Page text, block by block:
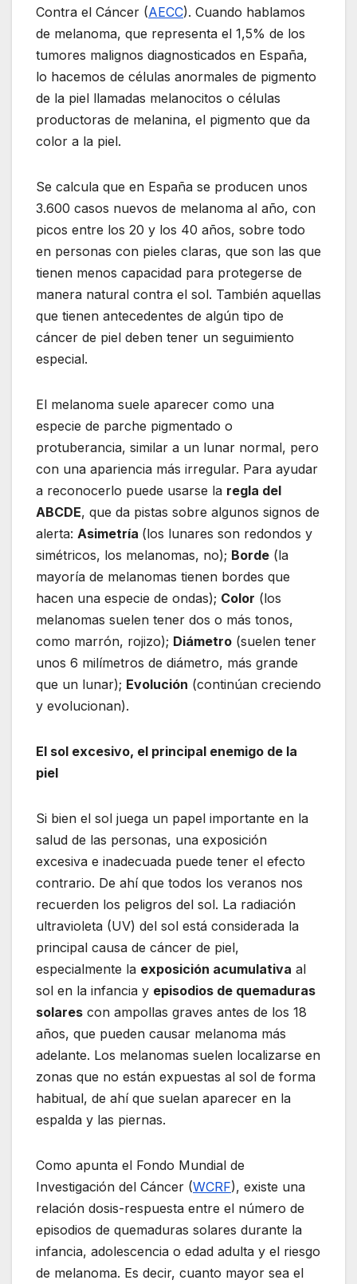
Contra el Cáncer (AECC). Cuando hablamos
de melanoma, que representa el 1,5% de los
tumores malignos diagnosticados en España,
lo hacemos de células anormales de pigmento
de la piel llamadas melanocitos o células
productoras de melanina, el pigmento que da
color a la piel.
Se calcula que en España se producen unos
3.600 casos nuevos de melanoma al año, con
picos entre los 20 y los 40 años, sobre todo
en personas con pieles claras, que son las que
tienen menos capacidad para protegerse de
manera natural contra el sol. También aquellas
que tienen antecedentes de algún tipo de
cáncer de piel deben tener un seguimiento
especial.
El melanoma suele aparecer como una
especie de parche pigmentado o
protuberancia, similar a un lunar normal, pero
con una apariencia más irregular. Para ayudar
a reconocerlo puede usarse la regla del
ABCDE, que da pistas sobre algunos signos de
alerta: Asimetría (los lunares son redondos y
simétricos, los melanomas, no); Borde (la
mayoría de melanomas tienen bordes que
hacen una especie de ondas); Color (los
melanomas suelen tener dos o más tonos,
como marrón, rojizo); Diámetro (suelen tener
unos 6 milímetros de diámetro, más grande
que un lunar); Evolución (continúan creciendo
y evolucionan).
El sol excesivo, el principal enemigo de la
piel
Si bien el sol juega un papel importante en la
salud de las personas, una exposición
excesiva e inadecuada puede tener el efecto
contrario. De ahí que todos los veranos nos
recuerden los peligros del sol. La radiación
ultravioleta (UV) del sol está considerada la
principal causa de cáncer de piel,
especialmente la exposición acumulativa al
sol en la infancia y episodios de quemaduras
solares con ampollas graves antes de los 18
años, que pueden causar melanoma más
adelante. Los melanomas suelen localizarse en
zonas que no están expuestas al sol de forma
habitual, de ahí que suelan aparecer en la
espalda y las piernas.
Como apunta el Fondo Mundial de
Investigación del Cáncer (WCRF), existe una
relación dosis-respuesta entre el número de
episodios de quemaduras solares durante la
infancia, adolescencia o edad adulta y el riesgo
de melanoma. Es decir, cuanto mayor sea el